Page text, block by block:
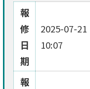
報
修
日
期
2025-07-21
10:07
報